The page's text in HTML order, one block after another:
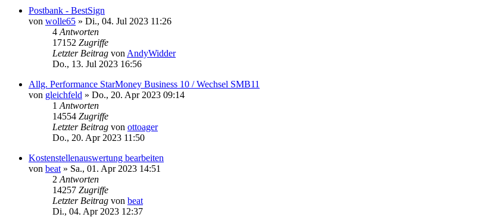
Postbank - BestSign
von wolle65 » Di., 04. Jul 2023 11:26
4 Antworten
17152 Zugriffe
Letzter Beitrag von AndyWidder
Do., 13. Jul 2023 16:56
Allg. Performance StarMoney Business 10 / Wechsel SMB11
von gleichfeld » Do., 20. Apr 2023 09:14
1 Antworten
14554 Zugriffe
Letzter Beitrag von ottoager
Do., 20. Apr 2023 11:50
Kostenstellenauswertung bearbeiten
von beat » Sa., 01. Apr 2023 14:51
2 Antworten
14257 Zugriffe
Letzter Beitrag von beat
Di., 04. Apr 2023 12:37